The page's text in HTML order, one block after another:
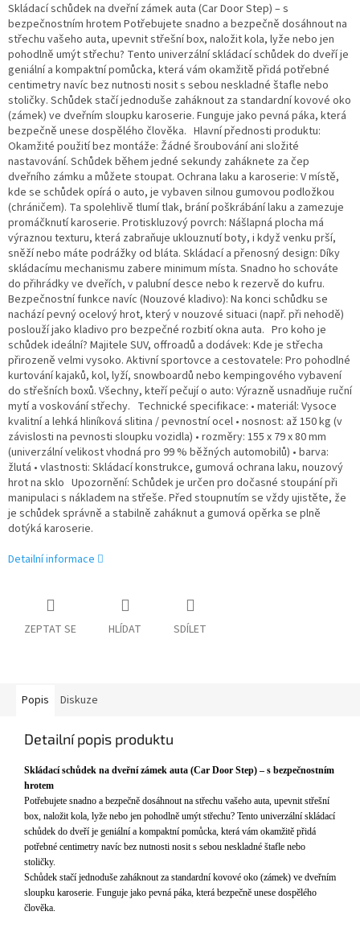
Skládací schůdek na dveřní zámek auta (Car Door Step) – s
bezpečnostním hrotem Potřebujete snadno a bezpečně dosáhnout na
střechu vašeho auta, upevnit střešní box, naložit kola, lyže nebo jen
pohodlně umýt střechu? Tento univerzální skládací schůdek do dveří je
geniální a kompaktní pomůcka, která vám okamžitě přidá potřebné
centimetry navíc bez nutnosti nosit s sebou neskladné štafle nebo
stoličky. Schůdek stačí jednoduše zaháknout za standardní kovové oko
(zámek) ve dveřním sloupku karoserie. Funguje jako pevná páka, která
bezpečně unese dospělého člověka. Hlavní přednosti produktu:
Okamžité použití bez montáže: Žádné šroubování ani složité
nastavování. Schůdek během jedné sekundy zaháknete za čep
dveřního zámku a můžete stoupat. Ochrana laku a karoserie: V místě,
kde se schůdek opírá o auto, je vybaven silnou gumovou podložkou
(chráničem). Ta spolehlivě tlumí tlak, brání poškrábání laku a zamezuje
promáčknutí karoserie. Protiskluzový povrch: Nášlapná plocha má
výraznou texturu, která zabraňuje uklouznutí boty, i když venku prší,
sněží nebo máte podrážky od bláta. Skládací a přenosný design: Díky
skládacímu mechanismu zabere minimum místa. Snadno ho schováte
do přihrádky ve dveřích, v palubní desce nebo k rezervě do kufru.
Bezpečnostní funkce navíc (Nouzové kladivo): Na konci schůdku se
nachází pevný ocelový hrot, který v nouzové situaci (např. při nehodě)
poslouží jako kladivo pro bezpečné rozbití okna auta. Pro koho je
schůdek ideální? Majitele SUV, offroadů a dodávek: Kde je střecha
přirozeně velmi vysoko. Aktivní sportovce a cestovatele: Pro pohodlné
kurtování kajaků, kol, lyží, snowboardů nebo kempingového vybavení
do střešních boxů. Všechny, kteří pečují o auto: Výrazně usnadňuje ruční
mytí a voskování střechy. Technické specifikace: • materiál: Vysoce
kvalitní a lehká hliníková slitina / pevnostní ocel • nosnost: až 150 kg (v
závislosti na pevnosti sloupku vozidla) • rozměry: 155 x 79 x 80 mm
(univerzální velikost vhodná pro 99 % běžných automobilů) • barva:
žlutá • vlastnosti: Skládací konstrukce, gumová ochrana laku, nouzový
hrot na sklo Upozornění: Schůdek je určen pro dočasné stoupání při
manipulaci s nákladem na střeše. Před stoupnutím se vždy ujistěte, že
je schůdek správně a stabilně zaháknut a gumová opěrka se plně
dotýká karoserie.
Detailní informace
ZEPTAT SE HLÍDAT SDÍLET
Popis Diskuze
Detailní popis produktu
Skládací schůdek na dveřní zámek auta (Car Door Step) – s bezpečnostním
hrotem
Potřebujete snadno a bezpečně dosáhnout na střechu vašeho auta, upevnit střešní
box, naložit kola, lyže nebo jen pohodlně umýt střechu? Tento univerzální skládací
schůdek do dveří je geniální a kompaktní pomůcka, která vám okamžitě přidá
potřebné centimetry navíc bez nutnosti nosit s sebou neskladné štafle nebo
stoličky.
Schůdek stačí jednoduše zaháknout za standardní kovové oko (zámek) ve dveřním
sloupku karoserie. Funguje jako pevná páka, která bezpečně unese dospělého
člověka.